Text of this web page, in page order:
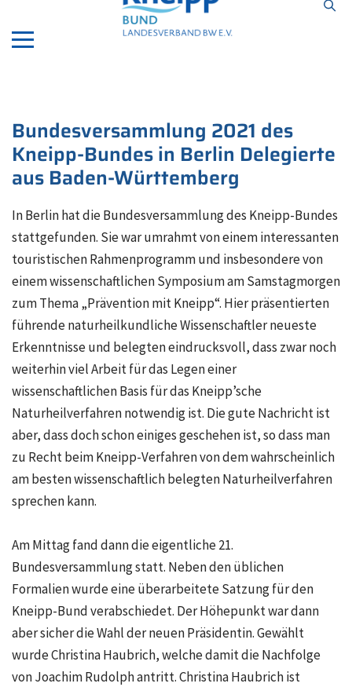
ApotheekEindhoven.com
Bundesversammlung 2021 des
Kneipp-Bundes in Berlin Delegierte
aus Baden-Württemberg
In Berlin hat die Bundesversammlung des Kneipp-Bundes
stattgefunden. Sie war umrahmt von einem interessanten
touristischen Rahmenprogramm und insbesondere von
einem wissenschaftlichen Symposium am Samstagmorgen
zum Thema „Prävention mit Kneipp“. Hier präsentierten
führende naturheilkundliche Wissenschaftler neueste
Erkenntnisse und belegten eindrucksvoll, dass zwar noch
weiterhin viel Arbeit für das Legen einer
wissenschaftlichen Basis für das Kneipp’sche
Naturheilverfahren notwendig ist. Die gute Nachricht ist
aber, dass doch schon einiges geschehen ist, so dass man
zu Recht beim Kneipp-Verfahren von dem wahrscheinlich
am besten wissenschaftlich belegten Naturheilverfahren
sprechen kann.
Am Mittag fand dann die eigentliche 21.
Bundesversammlung statt. Neben den üblichen
Formalien wurde eine überarbeitete Satzung für den
Kneipp-Bund verabschiedet. Der Höhepunkt war dann
aber sicher die Wahl der neuen Präsidentin. Gewählt
wurde Christina Haubrich, welche damit die Nachfolge
von Joachim Rudolph antritt. Christina Haubrich ist